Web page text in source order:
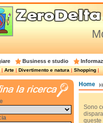
Business e studio
|Arte|Divertimento e natura|Shopping|
Home
Sono
queste